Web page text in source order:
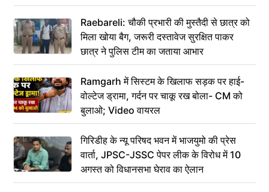
Raebareli: चौकी प्रभारी की मुस्तैदी से छात्र को
मिला खोया बैग, जरूरी दस्तावेज सुरक्षित पाकर
छात्र ने पुलिस टीम का जताया आभार
Ramgarh में सिस्टम के खिलाफ सड़क पर हाई-
वोल्टेज ड्रामा, गर्दन पर चाकू रख बोला- CM को
बुलाओ; Video वायरल
गिरिडीह के न्यू परिषद भवन में भाजयुमो की प्रेस
वार्ता, JPSC-JSSC पेपर लीक के विरोध में 10
अगस्त को विधानसभा घेराव का ऐलान